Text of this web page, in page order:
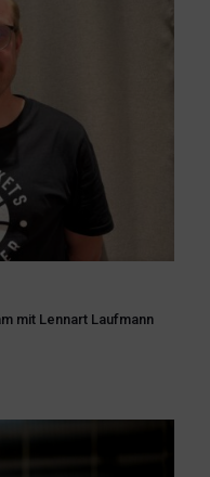
mit Lennart Laufmann